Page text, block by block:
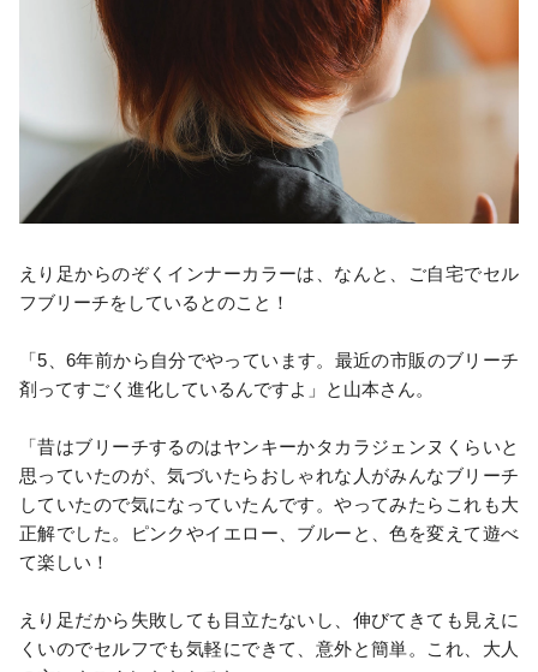
えり足からのぞくインナーカラーは、なんと、ご自宅でセル
フブリーチをしているとのこと！
「5、6年前から自分でやっています。最近の市販のブリーチ
剤ってすごく進化しているんですよ」と山本さん。
「昔はブリーチするのはヤンキーかタカラジェンヌくらいと
思っていたのが、気づいたらおしゃれな人がみんなブリーチ
していたので気になっていたんです。やってみたらこれも大
正解でした。ピンクやイエロー、ブルーと、色を変えて遊べ
て楽しい！
えり足だから失敗しても目立たないし、伸びてきても見えに
くいのでセルフでも気軽にできて、意外と簡単。これ、大人